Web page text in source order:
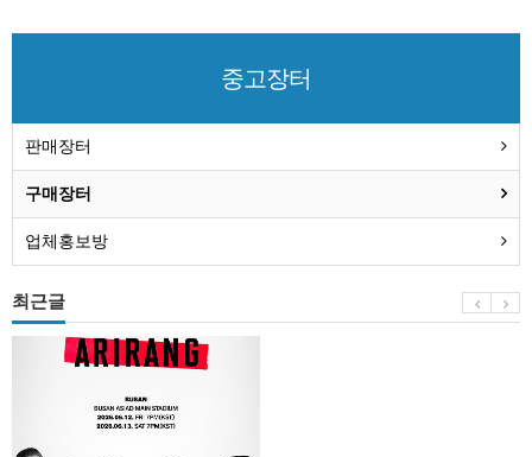
중고장터
판매장터
구매장터
업체홍보방
최근글